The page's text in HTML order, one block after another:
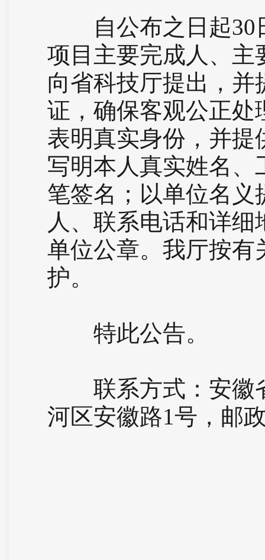
自公布之日起30
项目主要完成人、主
向省科技厅提出，
证，确保客观公正处
表明真实身份，并
写明本人真实姓名
笔签名；以单位名
人、联系电话和详
单位公章。我厅按有
护。
特此公告。
联系方式：安徽
河区安徽路1号，邮